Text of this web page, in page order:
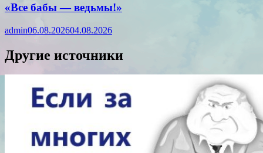
«Все бабы — ведьмы!»
admin06.08.202604.08.2026
Другие источники